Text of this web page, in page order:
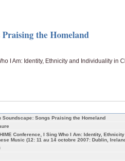
the Homeland
I Am: Identity, Ethnicity and Individuality in
Soundscape: Songs Praising the Homeland
Conference, I Sing Who I Am: Identity,
Music (12: 11 au 14 octobre 2007: Dublin,